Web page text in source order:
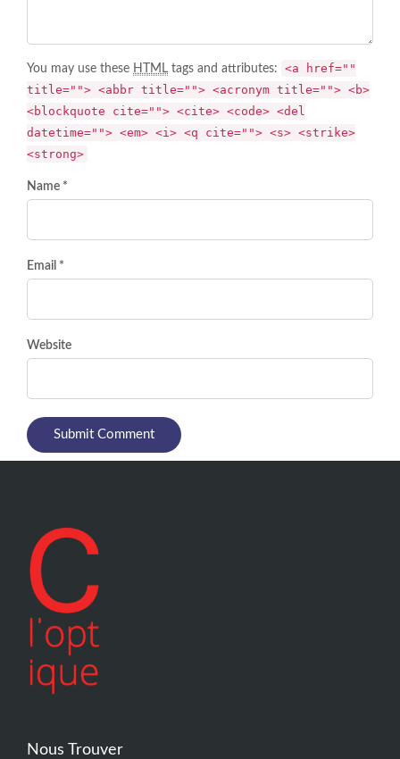
You may use these HTML tags and attributes:
<a href=""
title=""> <abbr title=""> <acronym title=""> <b>
<blockquote cite=""> <cite> <code> <del
datetime=""> <em> <i> <q cite=""> <s> <strike>
<strong>
Name *
Email *
Website
Nous Trouver